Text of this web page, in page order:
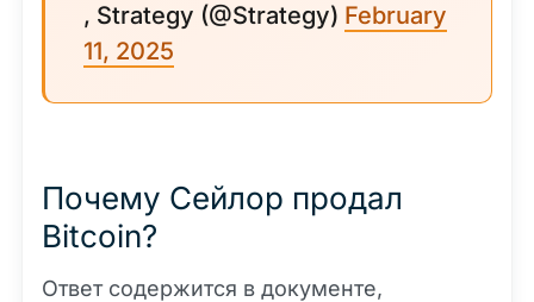
, Strategy (@Strategy) February
11, 2025
Почему Сейлор продал
Bitcoin?
Ответ содержится в документе,